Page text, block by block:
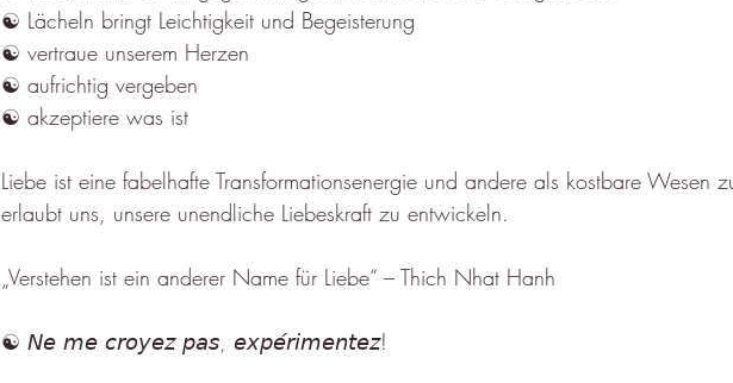
☯︎ Lächeln bringt Leichtigkeit und Begeisterung
☯︎ vertraue unserem Herzen
☯︎ aufrichtig vergeben
☯︎ akzeptiere was ist
Liebe ist eine fabelhafte Transformationsenergie und andere als kostbare Wesen
erlaubt uns, unsere unendliche Liebeskraft zu entwickeln.
„Verstehen ist ein anderer Name für Liebe“ – Thich Nhat Hanh
☯︎ 𝘕𝘦 𝘮𝘦 𝘤𝘳𝘰𝘺𝘦𝘻 𝘱𝘢𝘴, 𝘦𝘹𝘱𝘦́𝘳𝘪𝘮𝘦𝘯𝘵𝘦𝘻!